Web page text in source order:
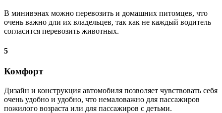
В минивэнах можно перевозить и домашних питомцев, что
очень важно дли их владельцев, так как не каждый водитель
согласится перевозить животных.
5
Комфорт
Дизайн и конструкция автомобиля позволяет чувствовать себя
очень удобно и удобно, что немаловажно для пассажиров
пожилого возраста или для пассажиров с детьми.